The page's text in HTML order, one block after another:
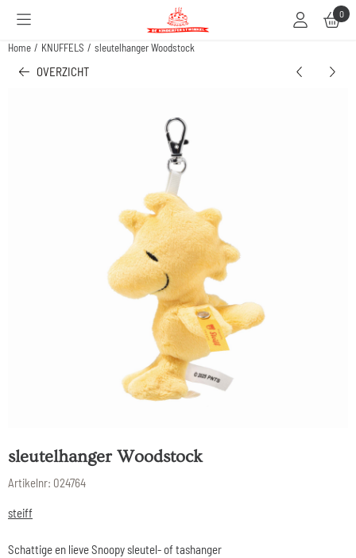
Cookievoorkeuren zijn beschikbaar. Kies instellingen of sta alle cookies toe.0
Home / KNUFFELS / sleutelhanger Woodstock
OVERZICHT
sleutelhanger Woodstock
Artikelnr: 024764
steiff
Schattige en lieve Snoopy sleutel- of tashanger